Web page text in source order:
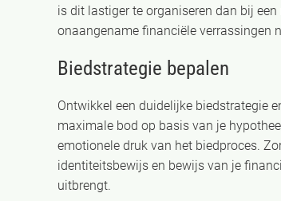
is dit lastiger te organiseren dan bij
onaangename financiële verrassingen
Biedstrategie bepalen
Ontwikkel een duidelijke biedstrategie
maximale bod op basis van je
emotionele druk van het biedproces.
identiteitsbewijs en bewijs van je
uitbrengt.